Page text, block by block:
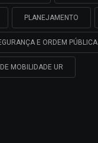
PLANEJAMENTO
E ORDEM PÚBLICA
MOBILIDADE UR